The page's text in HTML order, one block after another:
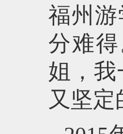
福州
分难
姐，我
又坚